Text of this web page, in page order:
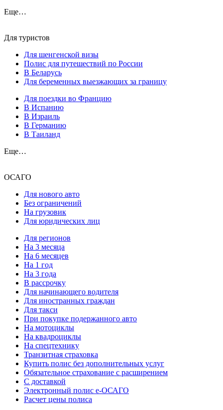
Еще…
Для туристов
Для шенгенской визы
Полис для путешествий по России
В Беларусь
Для беременных выезжающих за границу
Для поездки во Францию
В Испанию
В Израиль
В Германию
В Таиланд
Еще…
ОСАГО
Для нового авто
Без ограничений
На грузовик
Для юридических лиц
Для регионов
На 3 месяца
На 6 месяцев
На 1 год
На 3 года
В рассрочку
Для начинающего водителя
Для иностранных граждан
Для такси
При покупке подержанного авто
На мотоциклы
На квадроциклы
На спецтехнику
Транзитная страховка
Купить полис без дополнительных услуг
Обязательное страхование с расширением
С доставкой
Электронный полис е-ОСАГО
Расчет цены полиса